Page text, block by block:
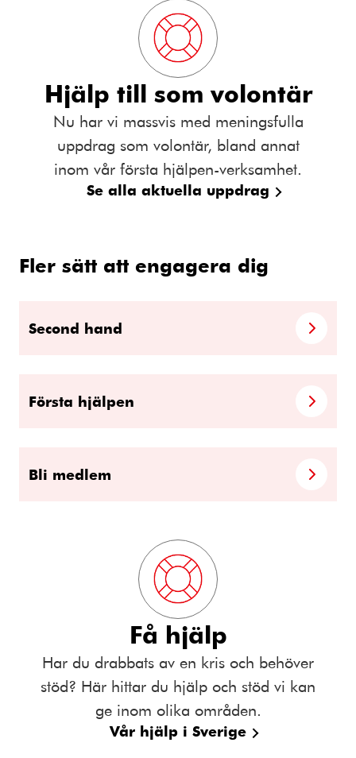
Hjälp till som volontär
Nu har vi massvis med meningsfulla
uppdrag som volontär, bland annat
inom vår första hjälpen-verksamhet.
Se alla aktuella uppdrag
Fler sätt att engagera dig
Second hand
Första hjälpen
Bli medlem
Få hjälp
Har du drabbats av en kris och behöver
stöd? Här hittar du hjälp och stöd vi kan
ge inom olika områden.
Vår hjälp i Sverige